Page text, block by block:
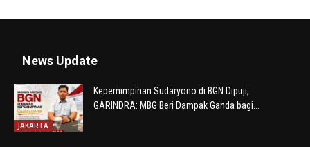
News Update
JAKARTA
Kepemimpinan Sudaryono di BGN Dipuji,
GARINDRA: MBG Beri Dampak Ganda bagi...